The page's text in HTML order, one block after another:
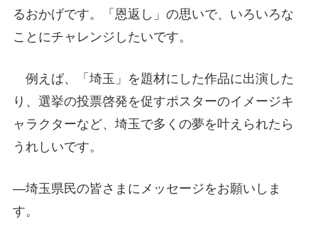
るおかげです。「恩返し」の思いで、いろいろな
ことにチャレンジしたいです。
例えば、「埼玉」を題材にした作品に出演した
り、選挙の投票啓発を促すポスターのイメージキ
ャラクターなど、埼玉で多くの夢を叶えられたら
うれしいです。
―埼玉県民の皆さまにメッセージをお願いしま
す。